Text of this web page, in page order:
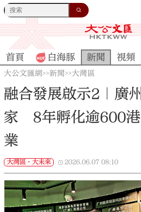
首頁 白海豚 新聞 視頻
大公文匯網>>新聞>>大灣區
融合發展啟示2｜廣
家 8年孵化逾600港
業
大灣區·大未來 2026.06.07 08:10